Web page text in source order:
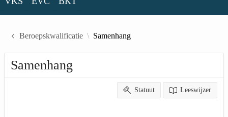
Beroepskwalificatie Samenhang
Samenhang
Statuut Leeswijzer